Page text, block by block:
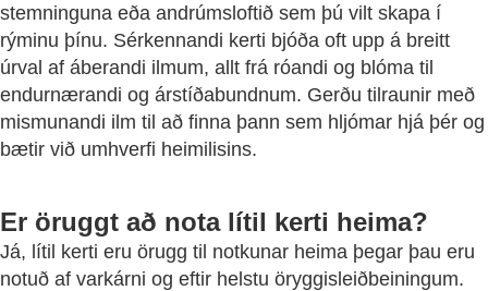
stemninguna eða andrúmsloftið sem þú vilt skapa í
rýminu þínu. Sérkennandi kerti bjóða oft upp á breitt
úrval af áberandi ilmum, allt frá róandi og blóma til
endurnærandi og árstíðabundnum. Gerðu tilraunir með
mismunandi ilm til að finna þann sem hljómar hjá þér og
bætir við umhverfi heimilisins.
Er öruggt að nota lítil kerti heima?
Já, lítil kerti eru örugg til notkunar heima þegar þau eru
notuð af varkárni og eftir helstu öryggisleiðbeiningum.